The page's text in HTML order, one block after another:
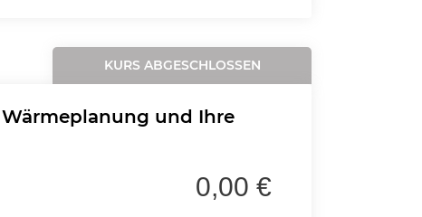
KURS ABGESCHLOSSEN
Wärmeplanung und Ihre
0,00 €